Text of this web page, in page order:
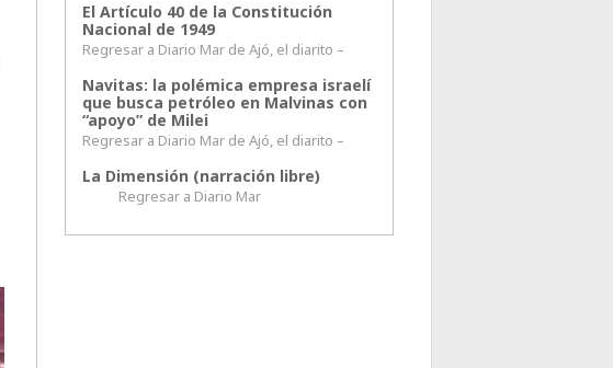
El Artículo 40 de la Constitución
Nacional de 1949
Regresar a Diario Mar de Ajó, el diarito –
Navitas: la polémica empresa israelí
que busca petróleo en Malvinas con
“apoyo” de Milei
Regresar a Diario Mar de Ajó, el diarito –
La Dimensión (narración libre)
Regresar a Diario Mar